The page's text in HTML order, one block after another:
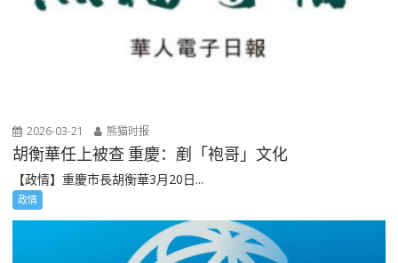
2026-03-21 熊猫时报
胡衡華任上被查 重慶：剷「袍哥」文化
【政情】重慶市長胡衡華3月20日...
政情